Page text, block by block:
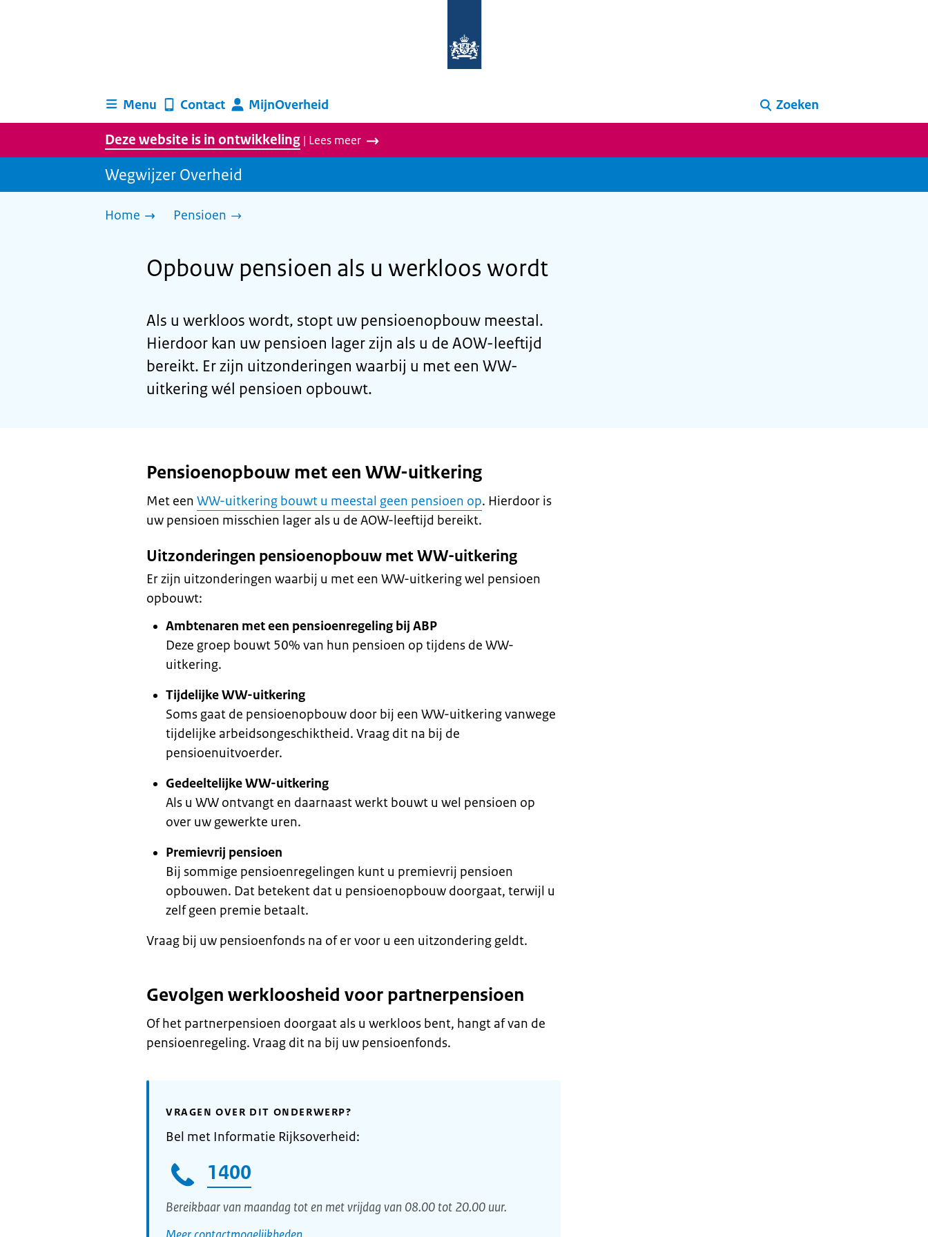
homepage
Menu
Contact MijnOverheid Zoeken
Deze website is in ontwikkeling | Lees meer
Wegwijzer Overheid
Home Pensioen
Opbouw pensioen als u werkloos wordt
Als u werkloos wordt, stopt uw pensioenopbouw meestal.
Hierdoor kan uw pensioen lager zijn als u de AOW-leeftijd
bereikt. Er zijn uitzonderingen waarbij u met een WW-
uitkering wél pensioen opbouwt.
Pensioenopbouw met een WW-uitkering
Met een WW-uitkering bouwt u meestal geen pensioen op. Hierdoor is
uw pensioen misschien lager als u de AOW-leeftijd bereikt.
Uitzonderingen pensioenopbouw met WW-uitkering
Er zijn uitzonderingen waarbij u met een WW-uitkering wel pensioen
opbouwt:
Ambtenaren met een pensioenregeling bij ABP
Deze groep bouwt 50% van hun pensioen op tijdens de WW-
uitkering.
Tijdelijke WW-uitkering
Soms gaat de pensioenopbouw door bij een WW-uitkering vanwege
tijdelijke arbeidsongeschiktheid. Vraag dit na bij de
pensioenuitvoerder.
Gedeeltelijke WW-uitkering
Als u WW ontvangt en daarnaast werkt bouwt u wel pensioen op
over uw gewerkte uren.
Premievrij pensioen
Bij sommige pensioenregelingen kunt u premievrij pensioen
opbouwen. Dat betekent dat u pensioenopbouw doorgaat, terwijl u
zelf geen premie betaalt.
Vraag bij uw pensioenfonds na of er voor u een uitzondering geldt.
Gevolgen werkloosheid voor partnerpensioen
Of het partnerpensioen doorgaat als u werkloos bent, hangt af van de
pensioenregeling. Vraag dit na bij uw pensioenfonds.
VRAGEN OVER DIT ONDERWERP?
Bel met Informatie Rijksoverheid:
1400
Bereikbaar van maandag tot en met vrijdag van 08.00 tot 20.00 uur.